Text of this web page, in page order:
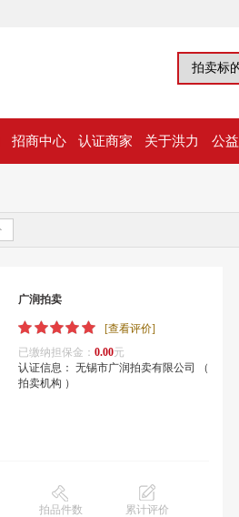
招商中心 认证商家 关于洪力 公
广润拍卖
[查看评价]
已缴纳担保金： 0.00元
认证信息： 无锡市广润拍卖有限公司 （
拍卖机构 ）
拍品件数 累计评价